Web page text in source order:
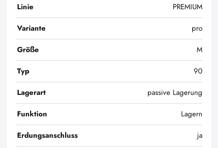
Linie
PREMIUM
Variante
pro
Größe
M
Typ
90
Lagerart
passive Lagerung
Funktion
Lagern
Erdungsanschluss
ja